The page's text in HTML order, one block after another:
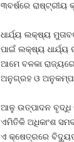
୩ବର୍ଷରେ ରାଷ୍ଟ୍ରୀୟ
ଧାର୍ଯ୍ୟ ଲକ୍ଷ୍ୟ
ପାଇଁ ଲକ୍ଷ୍ୟ ଧାର୍ଯ୍ୟ
ଆମେ ବଳକା
ଅନୁଗ୍ରହ ଓ ଅନୁକମ୍ପା
ଆଳୁ ଉତ୍ପାଦନ ବୃଦ୍ଧି
ଏମିତିକି ଅଧିକାଂଶ
ଏ କ୍ଷେତ୍ରରେ